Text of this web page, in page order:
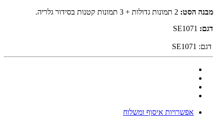
מבנה הסט:
דגם:
דגם: SE1071
אפשרויות איסוף ומשלוח